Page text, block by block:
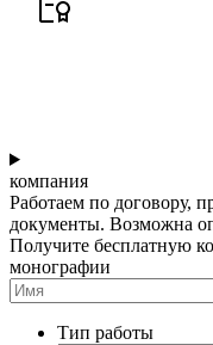
компания
Работаем по договору,
документы. Возможна
Получите бесплатную
монографии
Тип работы